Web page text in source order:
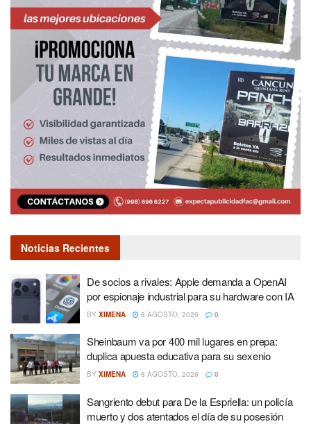
Noticias Recientes
De socios a rivales: Apple demanda a OpenAI
por espionaje industrial para su hardware con IA
BY XIMENA 8 AGOSTO, 2026 0
Sheinbaum va por 400 mil lugares en prepa:
duplica apuesta educativa para su sexenio
BY XIMENA 8 AGOSTO, 2026 0
Sangriento debut para De la Espriella: un policía
muerto y dos atentados el día de su posesión